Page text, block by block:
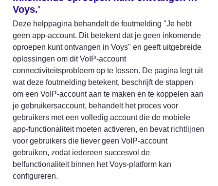
Voys.'
Deze helppagina behandelt de foutmelding "Je hebt
geen app-account. Dit betekent dat je geen inkomende
oproepen kunt ontvangen in Voys" en geeft uitgebreide
oplossingen om dit VoIP-account
connectiviteitsprobleem op te lossen. De pagina legt uit
wat deze foutmelding betekent, beschrijft de stappen
om een VoIP-account aan te maken en te koppelen aan
je gebruikersaccount, behandelt het proces voor
gebruikers met een volledig account die de mobiele
app-functionaliteit moeten activeren, en bevat richtlijnen
voor gebruikers die liever geen VoIP-account
gebruiken, zodat iedereen succesvol de
belfunctionaliteit binnen het Voys-platform kan
configureren.